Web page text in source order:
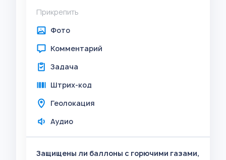
Прикрепить
Фото
Комментарий
Задача
Штрих-код
Геолокация
Аудио
Защищены ли баллоны с горючими газами,